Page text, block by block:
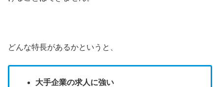
どんな特長があるかというと、
大手企業の求人に強い